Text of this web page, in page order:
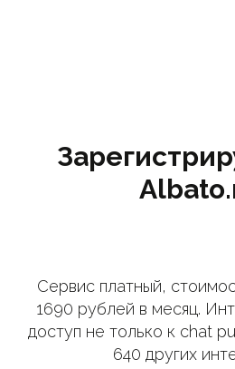
Сервис платный,
1690 рублей в месяц.
доступ не только к chat
640 других